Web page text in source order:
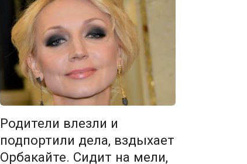
Родители влезли и
подпортили дела, вздыхает
Орбакайте. Сидит на мели,